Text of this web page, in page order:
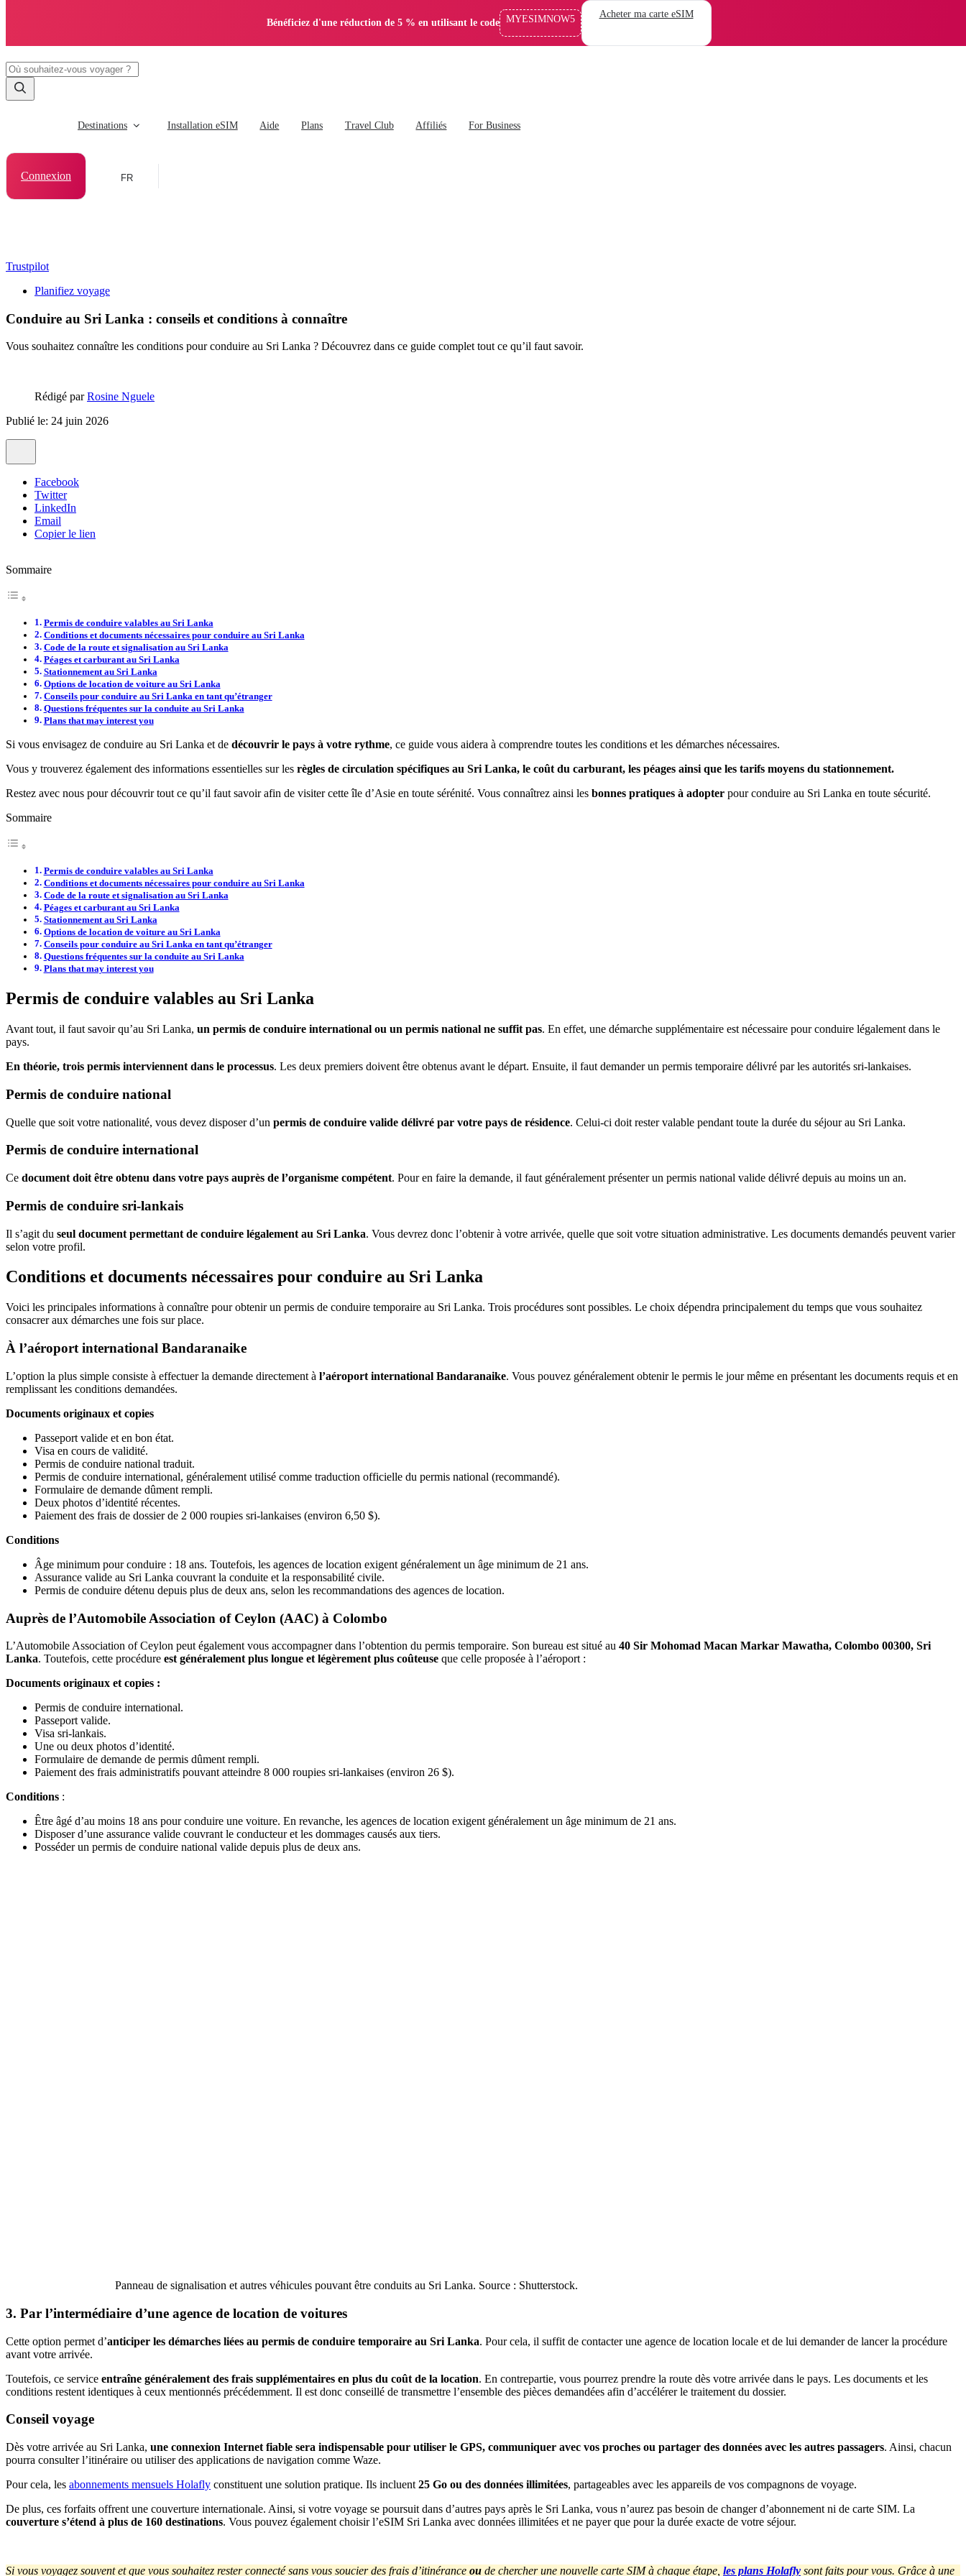
Bénéficiez d'une réduction de 5 % en utilisant le code MYESIMNOW5 Acheter ma carte eSIM
Destinations Installation eSIM Aide Plans Travel Club Affiliés For Business
Connexion FR
Trustpilot
Planifiez voyage
Conduire au Sri Lanka : conseils et conditions à connaître
Vous souhaitez connaître les conditions pour conduire au Sri Lanka ? Découvrez dans ce guide complet tout ce qu’il faut savoir.
Rédigé parRosine Nguele
Publié le: 24 juin 2026
Facebook
Twitter
LinkedIn
Email
Copier le lien
Sommaire
Permis de conduire valables au Sri Lanka
Conditions et documents nécessaires pour conduire au Sri Lanka
Code de la route et signalisation au Sri Lanka
Péages et carburant au Sri Lanka
Stationnement au Sri Lanka
Options de location de voiture au Sri Lanka
Conseils pour conduire au Sri Lanka en tant qu’étranger
Questions fréquentes sur la conduite au Sri Lanka
Plans that may interest you
Si vous envisagez de conduire au Sri Lanka et de découvrir le pays à votre rythme, ce guide vous aidera à comprendre toutes les conditions et les démarches nécessaires.
Vous y trouverez également des informations essentielles sur les règles de circulation spécifiques au Sri Lanka, le coût du carburant, les péages ainsi que les tarifs moyens du stationnement.
Restez avec nous pour découvrir tout ce qu’il faut savoir afin de visiter cette île d’Asie en toute sérénité. Vous connaîtrez ainsi les bonnes pratiques à adopter pour conduire au Sri Lanka en toute sécurité.
Sommaire
Permis de conduire valables au Sri Lanka
Conditions et documents nécessaires pour conduire au Sri Lanka
Code de la route et signalisation au Sri Lanka
Péages et carburant au Sri Lanka
Stationnement au Sri Lanka
Options de location de voiture au Sri Lanka
Conseils pour conduire au Sri Lanka en tant qu’étranger
Questions fréquentes sur la conduite au Sri Lanka
Plans that may interest you
Permis de conduire valables au Sri Lanka
Avant tout, il faut savoir qu’au Sri Lanka, un permis de conduire international ou un permis national ne suffit pas. En effet, une démarche supplémentaire est nécessaire pour conduire légalement dans le
pays.
En théorie, trois permis interviennent dans le processus. Les deux premiers doivent être obtenus avant le départ. Ensuite, il faut demander un permis temporaire délivré par les autorités sri-lankaises.
Permis de conduire national
Quelle que soit votre nationalité, vous devez disposer d’un permis de conduire valide délivré par votre pays de résidence. Celui-ci doit rester valable pendant toute la durée du séjour au Sri Lanka.
Permis de conduire international
Ce document doit être obtenu dans votre pays auprès de l’organisme compétent. Pour en faire la demande, il faut généralement présenter un permis national valide délivré depuis au moins un an.
Permis de conduire sri-lankais
Il s’agit du seul document permettant de conduire légalement au Sri Lanka. Vous devrez donc l’obtenir à votre arrivée, quelle que soit votre situation administrative. Les documents demandés peuvent varier
selon votre profil.
Conditions et documents nécessaires pour conduire au Sri Lanka
Voici les principales informations à connaître pour obtenir un permis de conduire temporaire au Sri Lanka. Trois procédures sont possibles. Le choix dépendra principalement du temps que vous souhaitez
consacrer aux démarches une fois sur place.
À l’aéroport international Bandaranaike
L’option la plus simple consiste à effectuer la demande directement à l’aéroport international Bandaranaike. Vous pouvez généralement obtenir le permis le jour même en présentant les documents requis et en
remplissant les conditions demandées.
Documents originaux et copies
Passeport valide et en bon état.
Visa en cours de validité.
Permis de conduire national traduit.
Permis de conduire international, généralement utilisé comme traduction officielle du permis national (recommandé).
Formulaire de demande dûment rempli.
Deux photos d’identité récentes.
Paiement des frais de dossier de 2 000 roupies sri-lankaises (environ 6,50 $).
Conditions
Âge minimum pour conduire : 18 ans. Toutefois, les agences de location exigent généralement un âge minimum de 21 ans.
Assurance valide au Sri Lanka couvrant la conduite et la responsabilité civile.
Permis de conduire détenu depuis plus de deux ans, selon les recommandations des agences de location.
Auprès de l’Automobile Association of Ceylon (AAC) à Colombo
L’Automobile Association of Ceylon peut également vous accompagner dans l’obtention du permis temporaire. Son bureau est situé au 40 Sir Mohomad Macan Markar Mawatha, Colombo 00300, Sri
Lanka. Toutefois, cette procédure est généralement plus longue et légèrement plus coûteuse que celle proposée à l’aéroport :
Documents originaux et copies :
Permis de conduire international.
Passeport valide.
Visa sri-lankais.
Une ou deux photos d’identité.
Formulaire de demande de permis dûment rempli.
Paiement des frais administratifs pouvant atteindre 8 000 roupies sri-lankaises (environ 26 $).
Conditions :
Être âgé d’au moins 18 ans pour conduire une voiture. En revanche, les agences de location exigent généralement un âge minimum de 21 ans.
Disposer d’une assurance valide couvrant le conducteur et les dommages causés aux tiers.
Posséder un permis de conduire national valide depuis plus de deux ans.
Panneau de signalisation et autres véhicules pouvant être conduits au Sri Lanka. Source : Shutterstock.
3. Par l’intermédiaire d’une agence de location de voitures
Cette option permet d’anticiper les démarches liées au permis de conduire temporaire au Sri Lanka. Pour cela, il suffit de contacter une agence de location locale et de lui demander de lancer la procédure
avant votre arrivée.
Toutefois, ce service entraîne généralement des frais supplémentaires en plus du coût de la location. En contrepartie, vous pourrez prendre la route dès votre arrivée dans le pays. Les documents et les
conditions restent identiques à ceux mentionnés précédemment. Il est donc conseillé de transmettre l’ensemble des pièces demandées afin d’accélérer le traitement du dossier.
Conseil voyage
Dès votre arrivée au Sri Lanka, une connexion Internet fiable sera indispensable pour utiliser le GPS, communiquer avec vos proches ou partager des données avec les autres passagers. Ainsi, chacun
pourra consulter l’itinéraire ou utiliser des applications de navigation comme Waze.
Pour cela, les abonnements mensuels Holafly constituent une solution pratique. Ils incluent 25 Go ou des données illimitées, partageables avec les appareils de vos compagnons de voyage.
De plus, ces forfaits offrent une couverture internationale. Ainsi, si votre voyage se poursuit dans d’autres pays après le Sri Lanka, vous n’aurez pas besoin de changer d’abonnement ni de carte SIM. La
couverture s’étend à plus de 160 destinations. Vous pouvez également choisir l’eSIM Sri Lanka avec données illimitées et ne payer que pour la durée exacte de votre séjour.
Si vous voyagez souvent et que vous souhaitez rester connecté sans vous soucier des frais d’itinérance ou de chercher une nouvelle carte SIM à chaque étape, les plans Holafly sont faits pour vous. Grâce à une